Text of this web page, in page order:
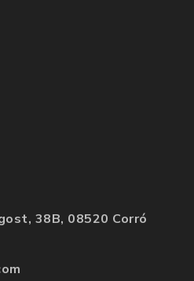
38B, 08520 Corró